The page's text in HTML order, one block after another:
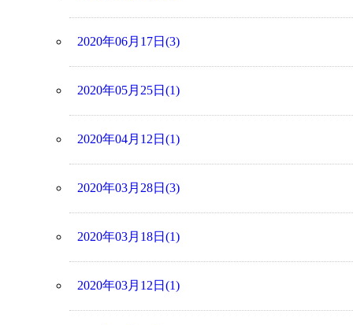
2020年06月17日(3)
2020年05月25日(1)
2020年04月12日(1)
2020年03月28日(3)
2020年03月18日(1)
2020年03月12日(1)